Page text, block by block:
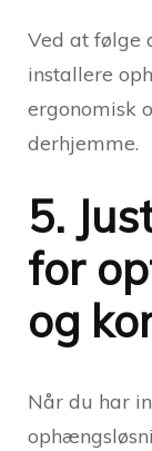
Ved at følge
installere
ergonomisk
derhjemme.
5.
for
og
Når du har